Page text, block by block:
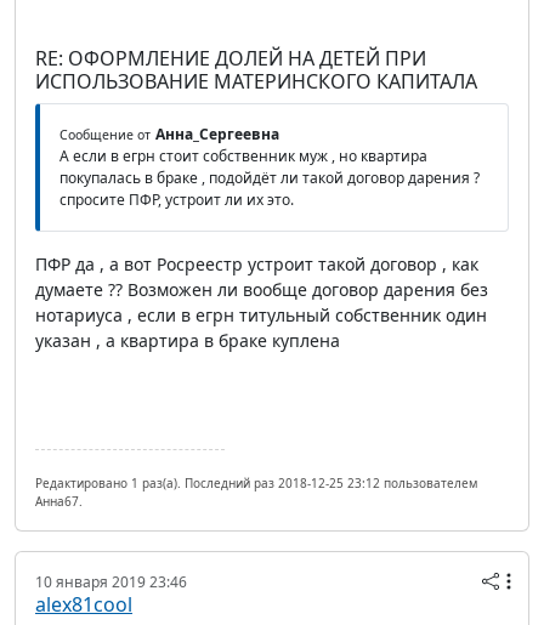
RE: ОФОРМЛЕНИЕ ДОЛЕЙ НА ДЕТЕЙ ПРИ
ИСПОЛЬЗОВАНИЕ МАТЕРИНСКОГО КАПИТАЛА
Сообщение от Анна_Сергеевна
А если в егрн стоит собственник муж , но квартира
покупалась в браке , подойдёт ли такой договор дарения ?
спросите ПФР, устроит ли их это.
ПФР да , а вот Росреестр устроит такой договор , как
думаете ?? Возможен ли вообще договор дарения без
нотариуса , если в егрн титульный собственник один
указан , а квартира в браке куплена
Редактировано 1 раз(а). Последний раз 2018-12-25 23:12 пользователем
Анна67.
10 января 2019 23:46
alex81cool